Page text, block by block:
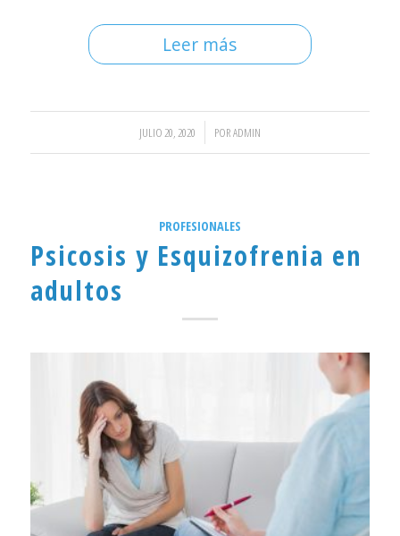
Leer más
JULIO 20, 2020
/ PORADMIN
PROFESIONALES
Psicosis y Esquizofrenia en
adultos